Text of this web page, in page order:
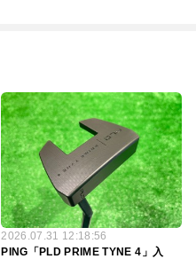
2026.07.31 12:18:56
PING「PLD PRIME TYNE 4」入